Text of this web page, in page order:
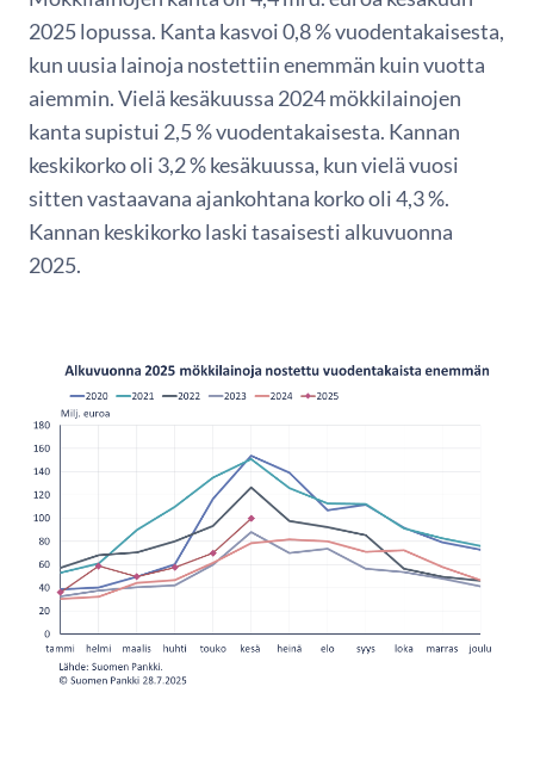
2025 lopussa. Kanta kasvoi 0,8 % vuodentakaisesta,
kun uusia lainoja nostettiin enemmän kuin vuotta
aiemmin. Vielä kesäkuussa 2024 mökkilainojen
kanta supistui 2,5 % vuodentakaisesta. Kannan
keskikorko oli 3,2 % kesäkuussa, kun vielä vuosi
sitten vastaavana ajankohtana korko oli 4,3 %.
Kannan keskikorko laski tasaisesti alkuvuonna
2025.